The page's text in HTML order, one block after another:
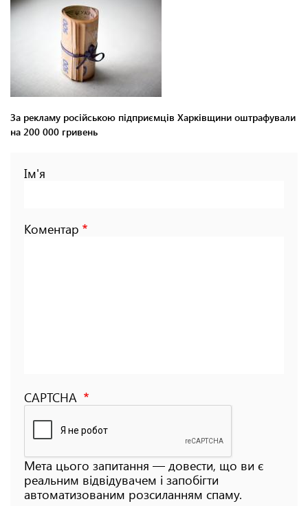
За рекламу російською підприємців Харківщини оштрафували
на 200 000 гривень
Ім'я
Коментар
CAPTCHA
Мета цього запитання — довести, що ви є
реальним відвідувачем і запобігти
автоматизованим розсиланням спаму.